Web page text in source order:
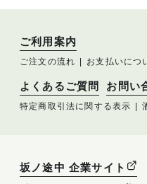
ご利用案内
ご注文の流れ お支払いにつ
よくあるご質問 お問い
特定商取引法に関する表示
坂ノ途中 企業サイト